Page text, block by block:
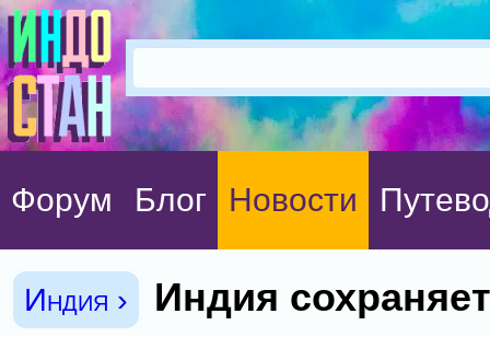
Форум Блог Новости
Индия ›
Индия